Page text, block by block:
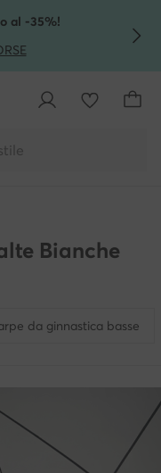
al -35%!
Bianche
da ginnastica basse